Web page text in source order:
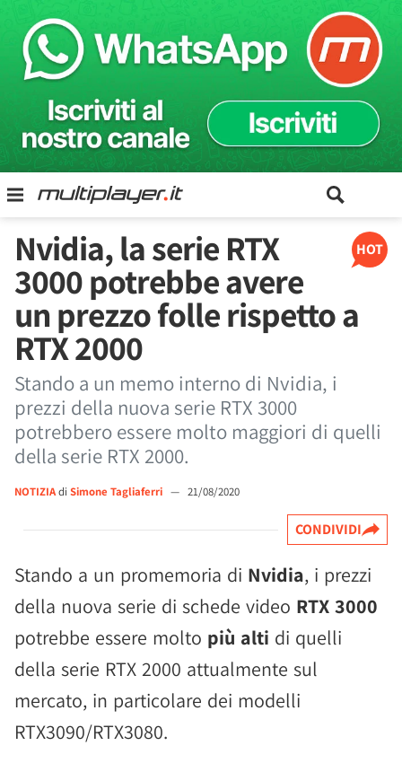
HOT
Nvidia, la serie RTX
3000 potrebbe avere
un prezzo folle rispetto a
RTX 2000
Stando a un memo interno di Nvidia, i
prezzi della nuova serie RTX 3000
potrebbero essere molto maggiori di quelli
della serie RTX 2000.
NOTIZIAdi Simone Tagliaferri — 21/08/2020
CONDIVIDI
Stando a un promemoria di Nvidia, i prezzi
della nuova serie di schede video RTX 3000
potrebbe essere molto più alti di quelli
della serie RTX 2000 attualmente sul
mercato, in particolare dei modelli
RTX3090/RTX3080.